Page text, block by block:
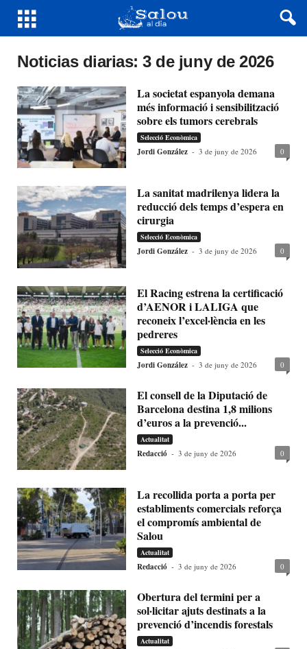
Noticias diarias: 3 de juny de 2026
La societat espanyola demana
més informació i sensibilització
sobre els tumors cerebrals
Selecció Econòmica
Jordi González - 3 de juny de 2026 0
La sanitat madrilenya lidera la
reducció dels temps d’espera en
cirurgia
Selecció Econòmica
Jordi González - 3 de juny de 2026 0
El Racing estrena la certificació
d’AENOR i LALIGA que
reconeix l’excel·lència en les
pedreres
Selecció Econòmica
Jordi González - 3 de juny de 2026 0
El consell de la Diputació de
Barcelona destina 1,8 milions
d’euros a la prevenció...
Actualitat
Redacció - 3 de juny de 2026 0
La recollida porta a porta per
establiments comercials reforça
el compromís ambiental de
Salou
Actualitat
Redacció - 3 de juny de 2026 0
Obertura del termini per a
sol·licitar ajuts destinats a la
prevenció d’incendis forestals
Actualitat